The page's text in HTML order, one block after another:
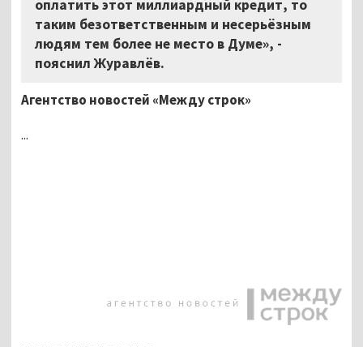
оплатить этот миллиардный кредит, то
таким безответственным и несерьёзным
людям тем более не место в Думе», -
пояснил Журавлёв.
Агентство новостей «Между строк»
...